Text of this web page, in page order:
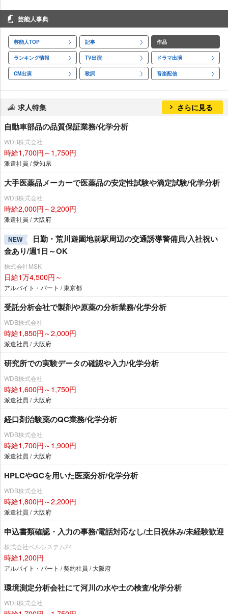
芸能人事典
芸能人TOP 記事 作品
ランキング情報 TV出演 ドラマ出演
CM出演 歌詞 音楽配信
求人特集 さらに見る
自動車部品の品質保証業務/化学分析
WDB株式会社
時給1,700円～1,750円
派遣社員 / 愛知県
大手医薬品メーカーで医薬品の安定性試験や滴定試験/化学分析
WDB株式会社
時給2,000円～2,200円
派遣社員 / 大阪府
NEW
日勤・荒川遊園地前駅周辺の交通誘導警備員/入社祝い
金あり/週1日～OK
株式会社MSK
日給1万4,500円～
アルバイト・パート / 東京都
受託分析会社で製剤や原薬の分析業務/化学分析
WDB株式会社
時給1,850円～2,000円
派遣社員 / 大阪府
研究所での実験データの確認や入力/化学分析
WDB株式会社
時給1,600円～1,750円
派遣社員 / 大阪府
経口剤治験薬のQC業務/化学分析
WDB株式会社
時給1,700円～1,900円
派遣社員 / 大阪府
HPLCやGCを用いた医薬分析/化学分析
WDB株式会社
時給1,800円～2,200円
派遣社員 / 大阪府
申込書類確認・入力の事務/電話対応なし/土日祝休み/未経験歓迎
株式会社ベルシステム24
時給1,200円
アルバイト・パート / 契約社員 / 大阪府
環境測定分析会社にて河川の水や土の検査/化学分析
WDB株式会社